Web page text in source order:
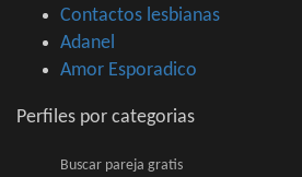
Contactos lesbianas
Adanel
Amor Esporadico
Perfiles por categorias
Buscar pareja gratis